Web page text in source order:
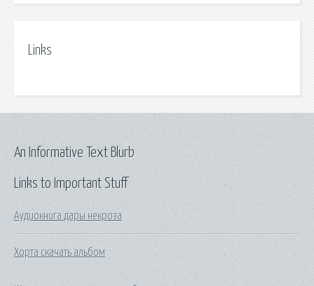
Links
Links to Important Stuff
Аудиокнига дары некроза
Хорта скачать альбом
An Informative Text Blurb